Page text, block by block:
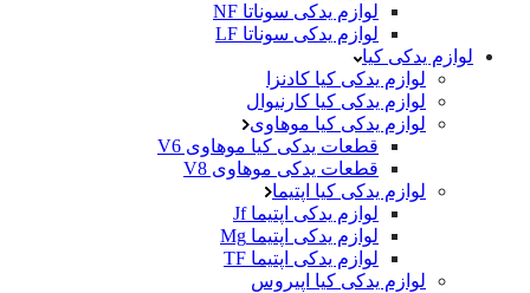
لوازم یدکی سوناتا NF
لوازم یدکی سوناتا LF
لوازم یدکی کیا
لوازم یدکی کیا کادنزا
لوازم یدکی کیا کارنیوال
لوازم یدکی کیا موهاوی
قطعات یدکی کیا موهاوی V6
قطعات یدکی موهاوی V8
لوازم یدکی کیا اپتیما
لوازم یدکی اپتیما Jf
لوازم یدکی اپتیما Mg
لوازم یدکی اپتیما TF
لوازم یدکی کیا اپیروس